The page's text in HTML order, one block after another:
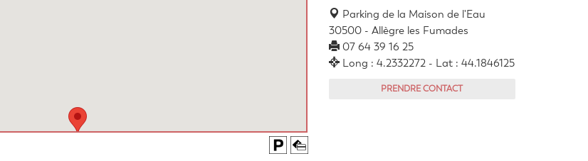
Parking de la Maison de l'Eau
30500 - Allègre les Fumades
07 64 39 16 25
Long : 4.2332272 - Lat : 44.1846125
PRENDRE CONTACT